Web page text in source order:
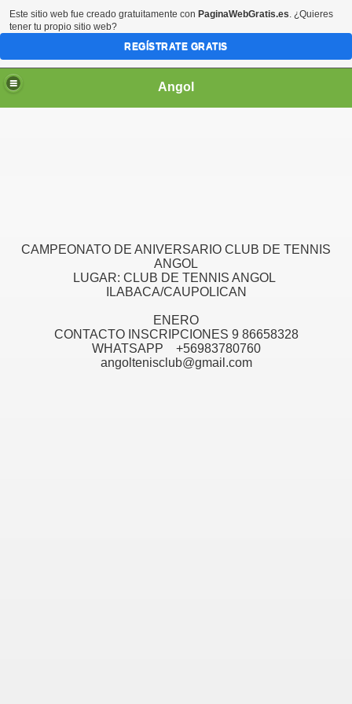
Angol
CAMPEONATO DE ANIVERSARIO CLUB DE TENNIS
ANGOL
LUGAR: CLUB DE TENNIS ANGOL
ILABACA/CAUPOLICAN
ENERO
CONTACTO INSCRIPCIONES 9 86658328
WHATSAPP +56983780760
angoltenisclub@gmail.com
Este sitio web fue creado gratuitamente con PaginaWebGratis.es. ¿Quieres
tener tu propio sitio web?
REGÍSTRATE GRATIS